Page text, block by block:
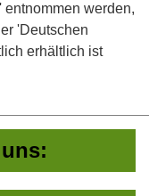
werden,
'Deutschen
erhältlich ist